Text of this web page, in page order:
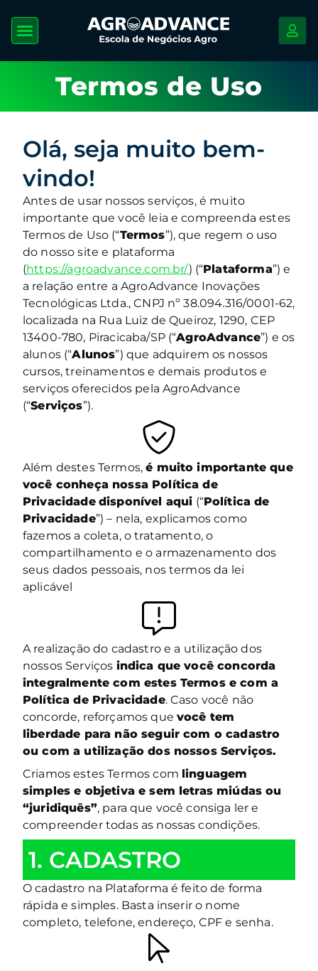
Termos de Uso
Olá, seja muito bem-
vindo!
Antes de usar nossos serviços, é muito
importante que você leia e compreenda estes
Termos de Uso (“Termos”), que regem o uso
do nosso site e plataforma
(https://agroadvance.com.br/) (“Plataforma”) e
a relação entre a AgroAdvance Inovações
Tecnológicas Ltda., CNPJ nº 38.094.316/0001-62,
localizada na Rua Luiz de Queiroz, 1290, CEP
13400-780, Piracicaba/SP (“AgroAdvance”) e os
alunos (“Alunos”) que adquirem os nossos
cursos, treinamentos e demais produtos e
serviços oferecidos pela AgroAdvance
(“Serviços”).
Além destes Termos,é muito importante que
você conheça nossa Política de
Privacidade disponível aqui (“Política de
Privacidade”) – nela, explicamos como
fazemos a coleta, o tratamento, o
compartilhamento e o armazenamento dos
seus dados pessoais, nos termos da lei
aplicável
A realização do cadastro e a utilização dos
nossos Serviços indica que você concorda
integralmente com estes Termos e com a
Política de Privacidade. Caso você não
concorde, reforçamos quevocê tem
liberdade para não seguir com o cadastro
ou com a utilização dos nossos Serviços.
Criamos estes Termos com linguagem
simples e objetiva e sem letras miúdas ou
“juridiquês”, para que você consiga ler e
compreender todas as nossas condições.
1. CADASTRO
O cadastro na Plataforma é feito de forma
rápida e simples. Basta inserir o nome
completo, telefone, endereço, CPF e senha.